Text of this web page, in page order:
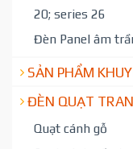
20; series 26
Đèn Panel âm
SẢN PHẨM
ĐÈN QUẠT
Quạt cánh gỗ